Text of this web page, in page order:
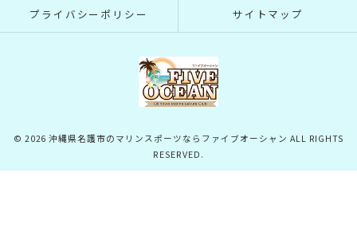
プライバシーポリシー サイトマップ
© 2026 沖縄県名護市のマリンスポーツならファイブオーシャン ALL RIGHTS
RESERVED.